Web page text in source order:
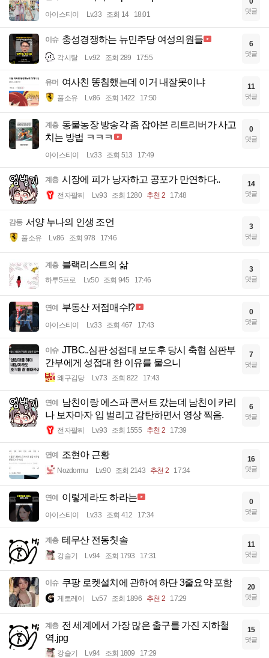
아이스티이 Lv.33 조회 14 18:01 댓글
이슈 충성경쟁하는 뉴민주당 여성의원들
각시탈 Lv.92 조회 289 17:55
6
댓글
유머 여사친 똥침했는데 이거 내잘못이냐
풀소유 Lv.86 조회 1422 17:50
11
댓글
계층 동물농장 방송각 좀 잡아본 리트리버가 사고
치는 방법 ㅋㅋㅋ
아이스티이 Lv.33 조회 513 17:49
0
댓글
계층 시장에 피가 낭자하고 공포가 만연하다..
전자팔찌 Lv.93 조회 1280 추천 2 17:48
14
댓글
감동 서양 누나의 인생 조언
풀소유 Lv.86 조회 978 17:46
3
댓글
계층 블랙리스트의 삶
하루5프로 Lv.50 조회 945 17:46
3
댓글
연예 부동산 저점매수!?
아이스티이 Lv.33 조회 467 17:43
0
댓글
이슈 JTBC..심판 성접대 보도후 당시 축협 심판부
간부에게 성접대 한 이유를 물으니
왜구김당 Lv.73 조회 822 17:43
7
댓글
연예 남친이랑 에스파 콘서트 갔는데 남친이 카리
나 보자마자 입 벌리고 감탄하면서 영상 찍음.
전자팔찌 Lv.93 조회 1555 추천 2 17:39
6
댓글
연예 조현아 근황
Nozdormu Lv.90 조회 2143 추천 2 17:34
16
댓글
연예 이렇게라도 하라는
아이스티이 Lv.33 조회 412 17:34
0
댓글
계층 테무산 전동칫솔
강슬기 Lv.94 조회 1793 17:31
11
댓글
이슈 쿠팡 로켓설치에 관하여 하단 3줄요약 포함
게토레이 Lv.57 조회 1896 추천 2 17:29
20
댓글
계층 전 세계에서 가장 많은 출구를 가진 지하철
역.jpg
강슬기 Lv.94 조회 1809 17:29
15
댓글